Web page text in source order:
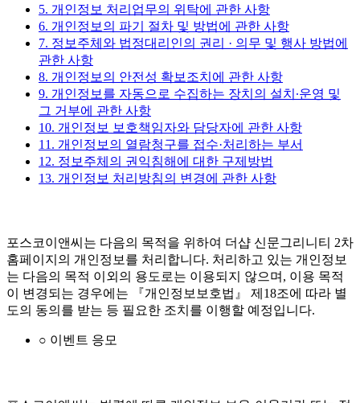
5. 개인정보 처리업무의 위탁에 관한 사항
6. 개인정보의 파기 절차 및 방법에 관한 사항
7. 정보주체와 법정대리인의 권리 · 의무 및 행사 방법에
관한 사항
8. 개인정보의 안전성 확보조치에 관한 사항
9. 개인정보를 자동으로 수집하는 장치의 설치∙운영 및
그 거부에 관한 사항
10. 개인정보 보호책임자와 담당자에 관한 사항
11. 개인정보의 열람청구를 접수·처리하는 부서
12. 정보주체의 권익침해에 대한 구제방법
13. 개인정보 처리방침의 변경에 관한 사항
포스코이앤씨는 다음의 목적을 위하여 더샵 신문그리니티 2차
홈페이지의 개인정보를 처리합니다. 처리하고 있는 개인정보
는 다음의 목적 이외의 용도로는 이용되지 않으며, 이용 목적
이 변경되는 경우에는 『개인정보보호법』 제18조에 따라 별
도의 동의를 받는 등 필요한 조치를 이행할 예정입니다.
○ 이벤트 응모